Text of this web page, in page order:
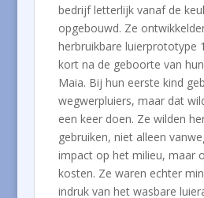
bedrijf letterlijk vanaf de
opgebouwd. Ze
herbruikbare luierprototype
kort na de geboorte van
Maia. Bij hun eerste kind
wegwerpluiers, maar dat
een keer doen. Ze wilden
gebruiken, niet alleen
impact op het milieu, maar
kosten. Ze waren echter
indruk van het wasbare